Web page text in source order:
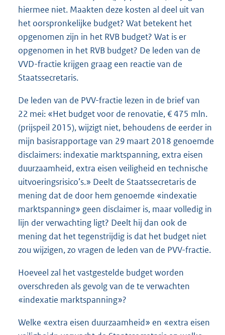
hiermee niet. Maakten deze kosten al deel uit van
het oorspronkelijke budget? Wat betekent het
opgenomen zijn in het RVB budget? Wat is er
opgenomen in het RVB budget? De leden van de
VVD-fractie krijgen graag een reactie van de
Staatssecretaris.
De leden van de PVV-fractie lezen in de brief van
22 mei: «Het budget voor de renovatie, € 475 mln.
(prijspeil 2015), wijzigt niet, behoudens de eerder in
mijn basisrapportage van 29 maart 2018 genoemde
disclaimers: indexatie marktspanning, extra eisen
duurzaamheid, extra eisen veiligheid en technische
uitvoeringsrisico’s.» Deelt de Staatssecretaris de
mening dat de door hem genoemde «indexatie
marktspanning» geen disclaimer is, maar volledig in
lijn der verwachting ligt? Deelt hij dan ook de
mening dat het tegenstrijdig is dat het budget niet
zou wijzigen, zo vragen de leden van de PVV-fractie.
Hoeveel zal het vastgestelde budget worden
overschreden als gevolg van de te verwachten
«indexatie marktspanning»?
Welke «extra eisen duurzaamheid» en «extra eisen